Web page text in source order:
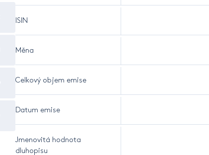
ISIN
Měna
Celkový objem emise
Datum emise
Jmenovitá hodnota
dluhopisu